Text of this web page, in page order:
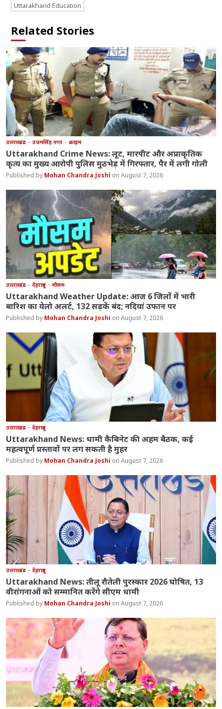
Uttarakhand Education
Related Stories
उत्तराखंड उधमसिंह नगर क्राइम
Uttarakhand Crime News: लूट, मारपीट और अप्राकृतिक
कृत्य का मुख्य आरोपी पुलिस मुठभेड़ में गिरफ्तार, पैर में लगी गोली
Mohan Chandra Joshi August 7, 2026
उत्तराखंड देहरादून मौसम
Uttarakhand Weather Update: आज 6 जिलों में भारी
बारिश का येलो अलर्ट, 132 सड़कें बंद; नदियां उफान पर
Mohan Chandra Joshi August 7, 2026
उत्तराखंड देहरादून
Uttarakhand News: धामी कैबिनेट की अहम बैठक, कई
महत्वपूर्ण प्रस्तावों पर लग सकती है मुहर
Mohan Chandra Joshi August 7, 2026
उत्तराखंड देहरादून
Uttarakhand News: तीलू रौतेली पुरस्कार 2026 घोषित, 13
वीरांगनाओं को सम्मानित करेंगे सीएम धामी
Mohan Chandra Joshi August 7, 2026